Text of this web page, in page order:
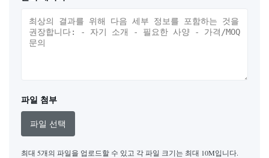
파일 첨부
파일 선택
최대 5개의 파일을 업로드할 수 있고 각 파일 크기는 최대 10M입니다.